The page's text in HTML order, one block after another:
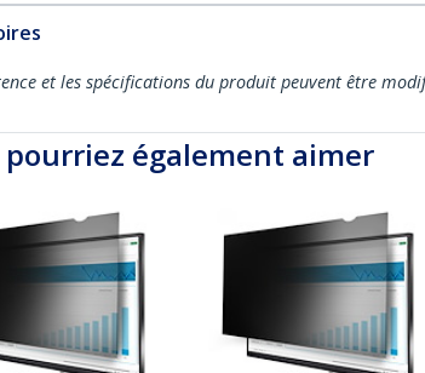
et les spécifications du produit peuvent être
pourriez également aimer